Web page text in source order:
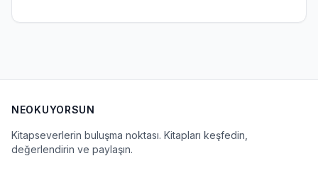
NEOKUYORSUN
Kitapseverlerin buluşma noktası. Kitapları keşfedin,
değerlendirin ve paylaşın.